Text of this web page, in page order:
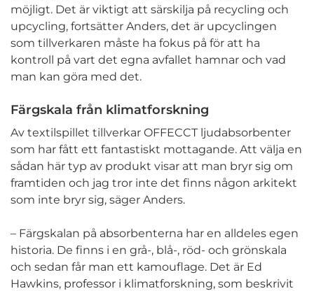
möjligt. Det är viktigt att särskilja på recycling och
upcycling, fortsätter Anders, det är upcyclingen
som tillverkaren måste ha fokus på för att ha
kontroll på vart det egna avfallet hamnar och vad
man kan göra med det.
Färgskala från klimatforskning
Av textilspillet tillverkar OFFECCT ljudabsorbenter
som har fått ett fantastiskt mottagande. Att välja en
sådan här typ av produkt visar att man bryr sig om
framtiden och jag tror inte det finns någon arkitekt
som inte bryr sig, säger Anders.
– Färgskalan på absorbenterna har en alldeles egen
historia. De finns i en grå-, blå-, röd- och grönskala
och sedan får man ett kamouflage. Det är Ed
Hawkins, professor i klimatforskning, som beskrivit